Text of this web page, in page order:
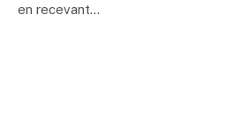
en recevant…